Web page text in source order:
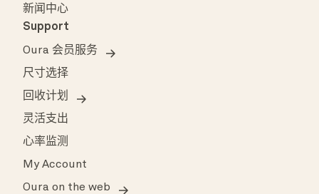
新闻中心
Support
Oura 会员服务
尺寸选择
回收计划
灵活支出
心率监测
My Account
Oura on the web